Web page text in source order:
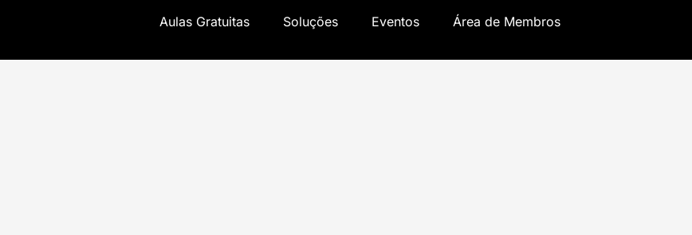
Aulas Gratuitas Soluções Eventos Área de Membros